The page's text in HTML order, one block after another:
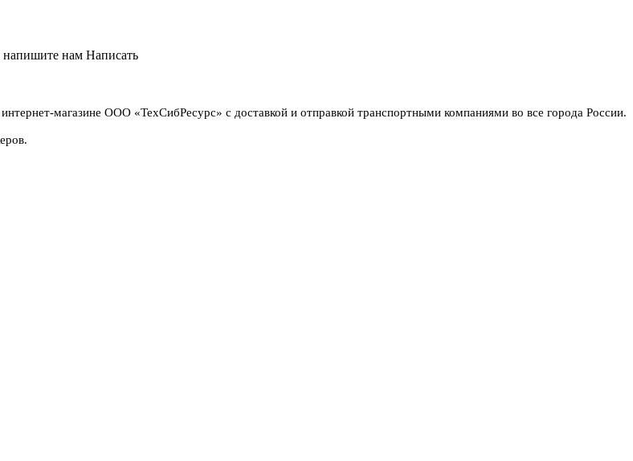
напишите нам Написать
магазине ООО «ТехСибРесурс» с доставкой и отправкой транспортными компаниями во все города России.